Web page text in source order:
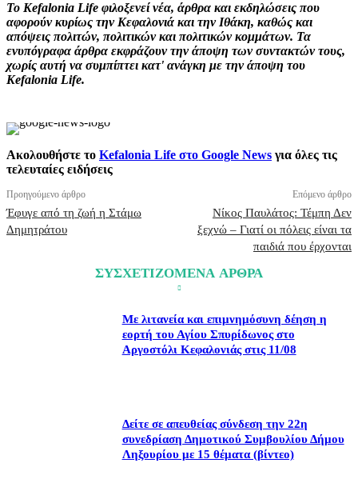
Το Kefalonia Life φιλοξενεί νέα, άρθρα και εκδηλώσεις που
αφορούν κυρίως την Κεφαλονιά και την Ιθάκη, καθώς και
απόψεις πολιτών, πολιτικών και πολιτικών κομμάτων. Τα
ενυπόγραφα άρθρα εκφράζουν την άποψη των συντακτών τους,
χωρίς αυτή να συμπίπτει κατ' ανάγκη με την άποψη του
Kefalonia Life.
Ακολουθήστε το Kefalonia Life στο Google News για όλες τις
τελευταίες ειδήσεις
Προηγούμενο άρθρο
Έφυγε από τη ζωή η Στάμω
Δημητράτου
Επόμενο άρθρο
Νίκος Παυλάτος: Τέμπη Δεν
ξεχνώ – Γιατί οι πόλεις είναι τα
παιδιά που έρχονται
ΣΥΣΧΕΤΙΖΟΜΕΝΑ ΑΡΘΡΑ
Με λιτανεία και επιμνημόσυνη δέηση η
εορτή του Αγίου Σπυρίδωνος στο
Αργοστόλι Κεφαλονιάς στις 11/08
Δείτε σε απευθείας σύνδεση την 22η
συνεδρίαση Δημοτικού Συμβουλίου Δήμου
Ληξουρίου με 15 θέματα (βίντεο)